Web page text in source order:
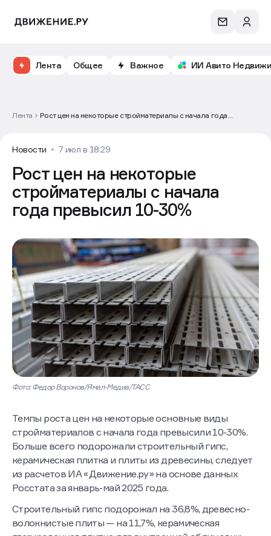
Лента Общее Важное ИИ Авито
Лента
Рост цен на некоторые стройматериалы с начала года
Новости 7 июл в 18:29
Рост цен на некоторые
стройматериалы с начала
года превысил 10-30%
Фото: Федор Воронов/Ямал-Медиа/ТАСС
Темпы роста цен на некоторые основные виды
стройматериалов с начала года превысили 10-30%.
Больше всего подорожали строительный гипс,
керамическая плитка и плиты из древесины, следует
из расчетов ИА «Движение.ру» на основе данных
Росстата за январь-май 2025 года.
Строительный гипс подорожал на 36,8%, древесно-
волокнистые плиты — на 11,7%, керамическая